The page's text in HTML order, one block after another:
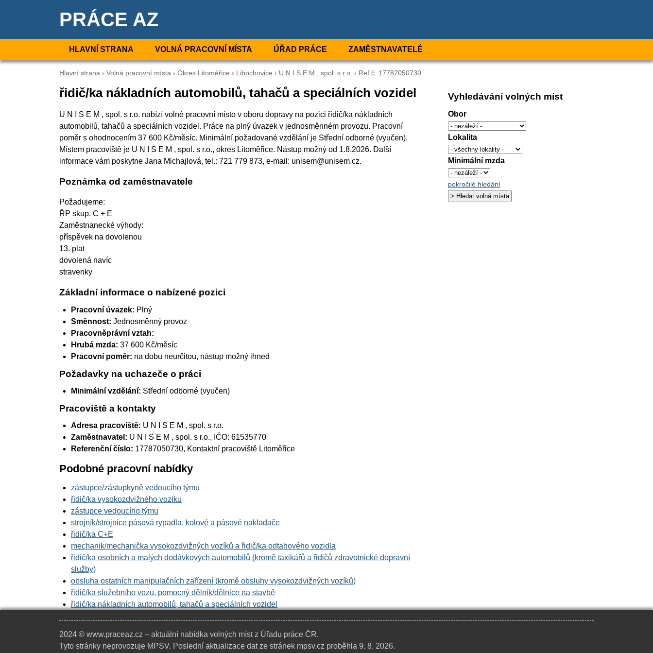
PRÁCE AZ
HLAVNÍ STRANA VOLNÁ PRACOVNÍ MÍSTA ÚŘAD PRÁCE ZAMĚSTNAVATELÉ
Hlavní strana › Volná pracovní místa › Okres Litoměřice › Libochovice › U N I S E M , spol. s r.o. › Ref.č. 17787050730
řidič/ka nákladních automobilů, tahačů a speciálních vozidel
U N I S E M , spol. s r.o. nabízí volné pracovní místo v oboru dopravy na pozici řidič/ka nákladních
automobilů, tahačů a speciálních vozidel. Práce na plný úvazek v jednosměnném provozu. Pracovní
poměr s ohodnocením 37 600 Kč/měsíc. Minimální požadované vzdělání je Střední odborné (vyučen).
Místem pracoviště je U N I S E M , spol. s r.o., okres Litoměřice. Nástup možný od 1.8.2026. Další
informace vám poskytne Jana Michajlová, tel.: 721 779 873, e-mail: unisem@unisem.cz.
Poznámka od zaměstnavatele
Požadujeme:
ŘP skup. C + E
Zaměstnanecké výhody:
příspěvek na dovolenou
13. plat
dovolená navíc
stravenky
Základní informace o nabízené pozici
Pracovní úvazek: Plný
Směnnost: Jednosměnný provoz
Pracovněprávní vztah:
Hrubá mzda: 37 600 Kč/měsíc
Pracovní poměr: na dobu neurčitou, nástup možný ihned
Požadavky na uchazeče o práci
Minimální vzdělání: Střední odborné (vyučen)
Pracoviště a kontakty
Adresa pracoviště: U N I S E M , spol. s r.o.
Zaměstnavatel: U N I S E M , spol. s r.o., IČO: 61535770
Referenční číslo: 17787050730, Kontaktní pracoviště Litoměřice
Podobné pracovní nabídky
zástupce/zástupkyně vedoucího týmu
řidič/ka vysokozdvižného vozíku
zástupce vedoucího týmu
strojník/strojnice pásová rypadla, kolové a pásové nakladače
řidič/ka C+E
mechanik/mechanička vysokozdvižných vozíků a řidič/ka odtahového vozidla
řidič/ka osobních a malých dodávkových automobilů (kromě taxikářů a řidičů zdravotnické dopravní
služby)
obsluha ostatních manipulačních zařízení (kromě obsluhy vysokozdvižných vozíků)
řidič/ka služebního vozu, pomocný dělník/dělnice na stavbě
řidič/ka nákladních automobilů, tahačů a speciálních vozidel
Vyhledávání volných míst
Obor
Lokalita
Minimální mzda
pokročilé hledání
2024 © www.praceaz.cz – aktuální nabídka volných míst z Úřadu práce ČR.
Tyto stránky neprovozuje MPSV. Poslední aktualizace dat ze stránek mpsv.cz proběhla 9. 8. 2026.